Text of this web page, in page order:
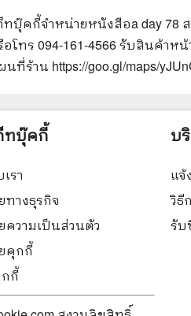
ทบุ๊คกี้จำหน่ายหนังสือa day 78
อโทร 094-161-4566 รับสินค้า
นที่ร้าน https://goo.gl/maps/
ทบุ๊คกี้
รา
ทางธุรกิจ
ความเป็นส่วนตัว
คุกกี้
กี้
บ
แจ้
วิธี
รับ